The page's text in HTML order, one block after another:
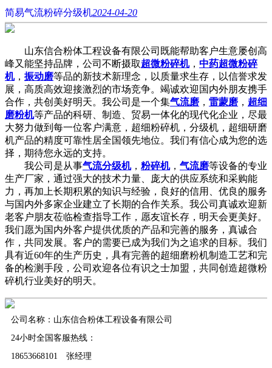
简易气流粉碎分级机2024-04-20
山东信合粉体工程设备有限公司既能帮助客户生意屡创高
峰又能坚持品牌，公司不断摄取超微粉碎机， 中药超微粉碎
机， 振动磨等品的新技术新理念，以质量求生存，以信誉求发
展，高质高效迎接激烈的市场竞争。竭诚欢迎国内外朋友携手
合作，共创美好明天。我公司是一个集气流磨 ， 雷蒙磨 ， 超细
磨粉机等产品的科研、制造、贸易一体化的现代化企业，尽最
大努力做到每一位客户满意，超细粉碎机，分级机，超细研磨
机产品的精度可靠性居全国领先地位。我们有信心成为您的选
择，期待您永远的支持。
我公司是从事气流分级机， 粉碎机， 气流磨等设备的专业
生产厂家，通过强大的技术力量、庞大的供应系统和采购能
力，再加上长期积累的知识与经验，良好的信用、优良的服务
与国内外多家企业建立了长期的合作关系。我公司真诚欢迎新
老客户朋友莅临检查指导工作，愿友谊长存，明天会更美好。
我们愿为国内外客户提供优质的产品和完善的服务，真诚合
作，共同发展。客户的需要已成为我们为之追求的目标。我们
具有近60年的生产历史，具有完善的超细磨粉机制造工艺和完
备的检测手段，公司欢迎各位有识之士加盟，共同创造超微粉
碎机行业美好的明天。
公司名称：山东信合粉体工程设备有限公司
24小时全国客服热线：
18653668101 张经理